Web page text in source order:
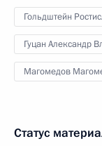
Гольдштейн
Гуцан Александр
Магомедов
Статус